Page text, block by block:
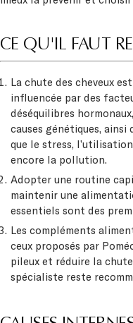
CE QU'IL FAUT
La chute des cheveux
influencée par des
déséquilibres
causes génétiques,
que le stress,
encore la pollution.
Adopter une routine
maintenir une
essentiels sont des
Les compléments
ceux proposés par
pileux et réduire la
spécialiste reste